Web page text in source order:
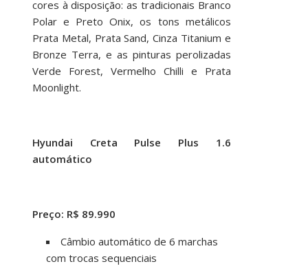
cores à disposição: as tradicionais Branco
Polar e Preto Onix, os tons metálicos
Prata Metal, Prata Sand, Cinza Titanium e
Bronze Terra, e as pinturas perolizadas
Verde Forest, Vermelho Chilli e Prata
Moonlight.
Hyundai Creta Pulse Plus 1.6
automático
Preço: R$ 89.990
Câmbio automático de 6 marchas
com trocas sequenciais